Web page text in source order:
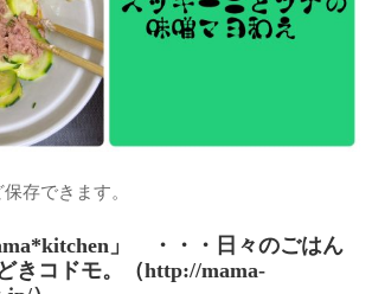
存できます。
」 ・・・日々のごはん
きコドモ。（http://mama-